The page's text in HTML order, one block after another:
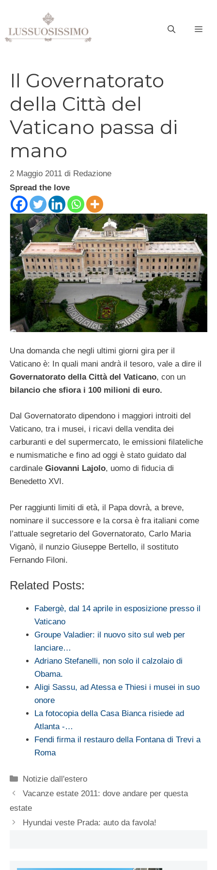
contenuto
Il Governatorato
della Città del
Vaticano passa di
mano
2 Maggio 2011 di Redazione
Spread the love
Una domanda che negli ultimi giorni gira per il
Vaticano è: In quali mani andrà il tesoro, vale a dire il
Governatorato della Città del Vaticano, con un
bilancio che sfiora i 100 milioni di euro.
Dal Governatorato dipendono i maggiori introiti del
Vaticano, tra i musei, i ricavi della vendita dei
carburanti e del supermercato, le emissioni filateliche
e numismatiche e fino ad oggi è stato guidato dal
cardinale Giovanni Lajolo, uomo di fiducia di
Benedetto XVI.
Per raggiunti limiti di età, il Papa dovrà, a breve,
nominare il successore e la corsa è fra italiani come
l’attuale segretario del Governatorato, Carlo Maria
Viganò, il nunzio Giuseppe Bertello, il sostituto
Fernando Filoni.
Related Posts:
Fabergè, dal 14 aprile in esposizione presso il
Vaticano
Groupe Valadier: il nuovo sito sul web per
lanciare…
Adriano Stefanelli, non solo il calzolaio di
Obama.
Aligi Sassu, ad Atessa e Thiesi i musei in suo
onore
La fotocopia della Casa Bianca risiede ad
Atlanta -…
Fendi firma il restauro della Fontana di Trevi a
Roma
Categorie
Notizie dall'estero
Vacanze estate 2011: dove andare per questa
estate
Hyundai veste Prada: auto da favola!